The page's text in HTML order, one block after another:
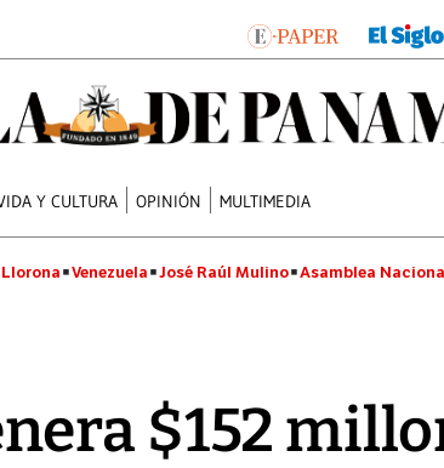
Y CULTURA OPINIÓN MULTIMEDIA
Venezuela José Raúl Mulino Asamblea
$152